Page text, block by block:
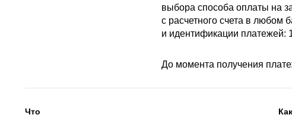
выбора способа оплаты на
с расчетного счета в любом
и идентификации платежей:
До момента получения
Что
Как